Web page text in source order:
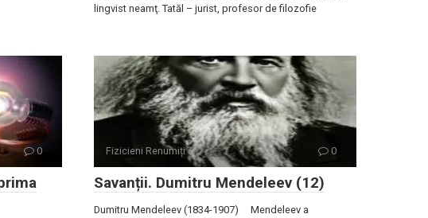
lingvist neamţ. Tatăl – jurist, profesor de filozofie
0 Fizicieni Renumiți 0
Savanții. Dumitru Mendeleev (12)
Dumitru Mendeleev (1834-1907) Mendeleev a